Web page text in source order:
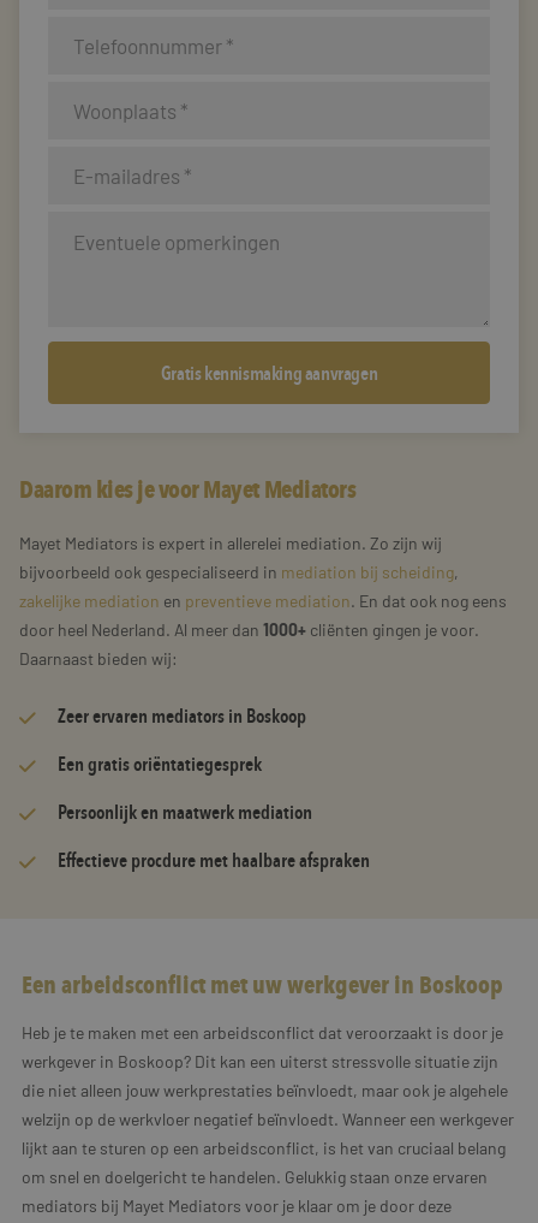
Daarom kies je voor Mayet Mediators
Mayet Mediators is expert in allerelei mediation. Zo zijn wij
bijvoorbeeld ook gespecialiseerd in mediation bij scheiding,
zakelijke mediation en preventieve mediation. En dat ook nog eens
door heel Nederland. Al meer dan 1000+ cliënten gingen je voor.
Daarnaast bieden wij:
Zeerervaren mediators in Boskoop
Een gratis oriëntatiegesprek
Persoonlijk en maatwerk mediation
Effectieve procdure met haalbare afspraken
Een arbeidsconflict met uw werkgever in Boskoop
Heb je te maken met een arbeidsconflict dat veroorzaakt is door je
werkgever in Boskoop? Dit kan een uiterst stressvolle situatie zijn
die niet alleen jouw werkprestaties beïnvloedt, maar ook je algehele
welzijn op de werkvloer negatief beïnvloedt. Wanneer een werkgever
lijkt aan te sturen op een arbeidsconflict, is het van cruciaal belang
om snel en doelgericht te handelen. Gelukkig staan onze ervaren
mediators bij Mayet Mediators voor je klaar om je door deze